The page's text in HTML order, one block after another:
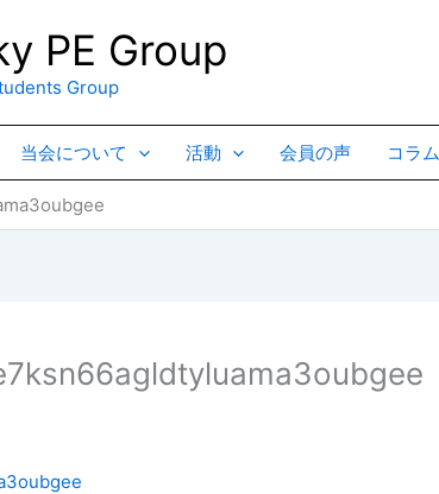
PE Group
Group
当会について 活動 会員の声 コラム